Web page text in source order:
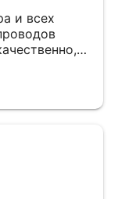
и всех
Большое